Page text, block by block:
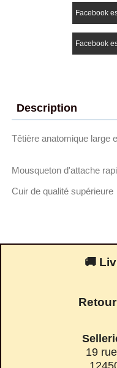
Facebook
Facebook
Description
Têtière anatomique large
Mousqueton d'attache
Cuir de qualité supérieure
🚚
19